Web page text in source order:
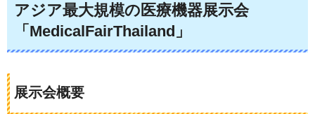
アジア最大規模の医療機器展示会
「MedicalFairThailand」
展示会概要